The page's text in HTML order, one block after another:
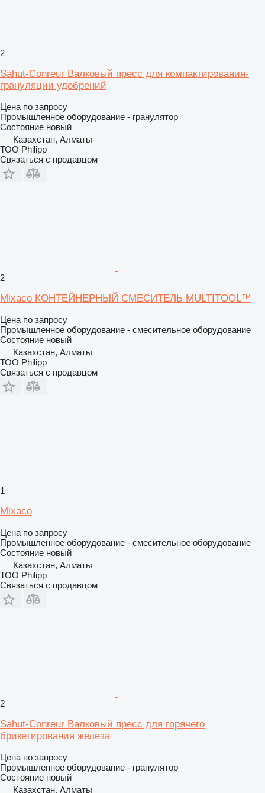
2
Sahut-Conreur Валковый пресс для компактирования-
грануляции удобрений
Цена по запросу
Промышленное оборудование - гранулятор
Состояние новый
Казахстан, Алматы
ТОО Philipp
Связаться с продавцом
2
Mixaco КОНТЕЙНЕРНЫЙ СМЕСИТЕЛЬ MULTITOOL™
Цена по запросу
Промышленное оборудование - смесительное оборудование
Состояние новый
Казахстан, Алматы
ТОО Philipp
Связаться с продавцом
1
Mixaco
Цена по запросу
Промышленное оборудование - смесительное оборудование
Состояние новый
Казахстан, Алматы
ТОО Philipp
Связаться с продавцом
2
Sahut-Conreur Валковый пресс для горячего
брикетирования железа
Цена по запросу
Промышленное оборудование - гранулятор
Состояние новый
Казахстан, Алматы